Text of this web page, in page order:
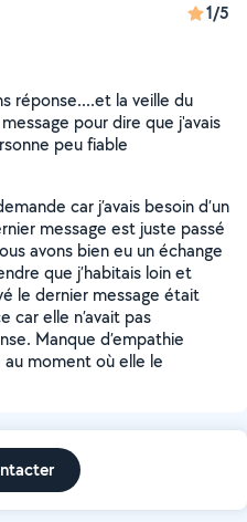
1/5
réponse....et la veille du
pour dire que j'avais
peu fiable
car j’avais besoin d’un
message est juste passé
avons bien eu un échange
que j’habitais loin et
le dernier message était
car elle n’avait pas
Manque d’empathie
moment où elle le